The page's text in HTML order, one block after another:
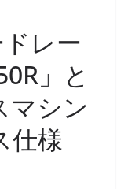
レー
」と
マシン
仕様